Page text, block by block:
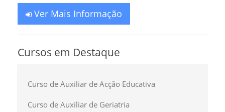
Ver Mais Informação
Cursos em Destaque
Curso de Auxiliar de Acção Educativa
Curso de Auxiliar de Geriatria